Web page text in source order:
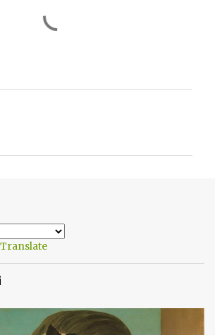
Translate